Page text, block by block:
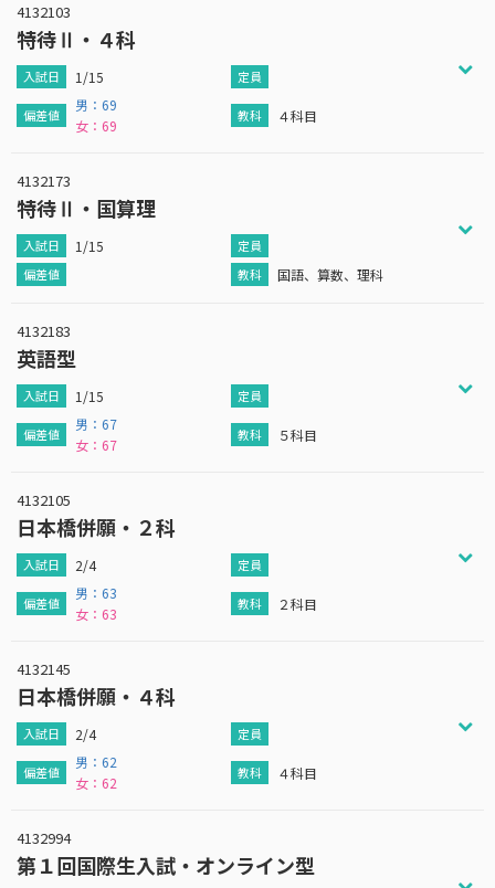
4132103
特待Ⅱ・４科
1/15
４科目
男：69
女：69
4132173
特待Ⅱ・国算理
1/15
国語、算数、理科
4132183
英語型
1/15
５科目
男：67
女：67
4132105
日本橋併願・２科
2/4
２科目
男：63
女：63
4132145
日本橋併願・４科
2/4
４科目
男：62
女：62
4132994
第１回国際生入試・オンライン型